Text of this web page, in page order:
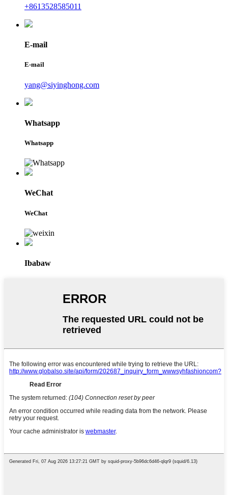
+8613528585011
E-mail
E-mail
yang@siyinghong.com
Whatsapp
Whatsapp
WeChat
WeChat
Ibabaw